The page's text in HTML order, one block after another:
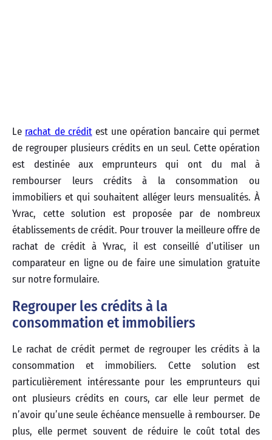
Le rachat de créditest une opération bancaire qui permet
de regrouper plusieurs crédits en un seul. Cette opération
est destinée aux emprunteurs qui ont du mal à
rembourser leurs crédits à la consommation ou
immobiliers et qui souhaitent alléger leurs mensualités. À
Yvrac, cette solution est proposée par de nombreux
établissements de crédit. Pour trouver la meilleure offre de
rachat de crédit à Yvrac, il est conseillé d’utiliser un
comparateur en ligne ou de faire une simulation gratuite
sur notre formulaire.
Regrouper les crédits à la
consommation et immobiliers
Le rachat de crédit permet de regrouper les crédits à la
consommation et immobiliers. Cette solution est
particulièrement intéressante pour les emprunteurs qui
ont plusieurs crédits en cours, car elle leur permet de
n’avoir qu’une seule échéance mensuelle à rembourser. De
plus, elle permet souvent de réduire le coût total des